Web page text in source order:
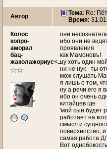
Автор Тема: Re:
Время:
Колос
копро-
аморал
бац-
жаколажориус<...
они
ибо они не
проявления
как Мамоновъ!
ну хоть один
ни не нук - ты
мож слушать
я лишь о том,
ну а речи его я
ибо он очень
китайцев где
'мой сын будет
работает на
смысл и
поверхностно,
самая работа
Вот